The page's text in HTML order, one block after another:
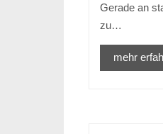
Gerade an
zu…
mehr